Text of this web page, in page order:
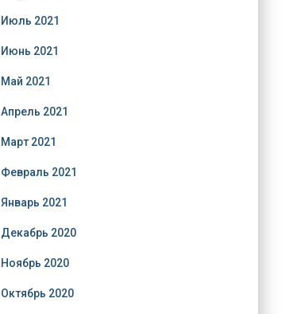
Июль 2021
Июнь 2021
Май 2021
Апрель 2021
Март 2021
Февраль 2021
Январь 2021
Декабрь 2020
Ноябрь 2020
Октябрь 2020